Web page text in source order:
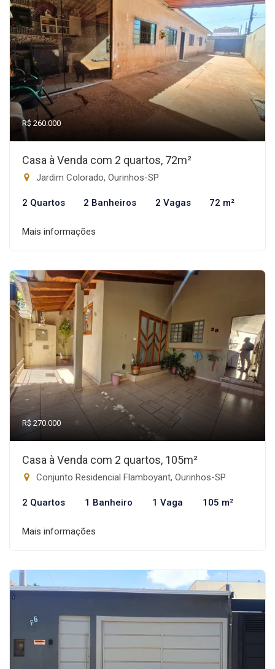
R$ 260.000
Casa à Venda com 2 quartos, 72m²
Jardim Colorado, Ourinhos-SP
2 Quartos 2 Banheiros 2 Vagas 72 m²
Mais informações
R$ 270.000
Casa à Venda com 2 quartos, 105m²
Conjunto Residencial Flamboyant, Ourinhos-SP
2 Quartos 1 Banheiro 1 Vaga 105 m²
Mais informações